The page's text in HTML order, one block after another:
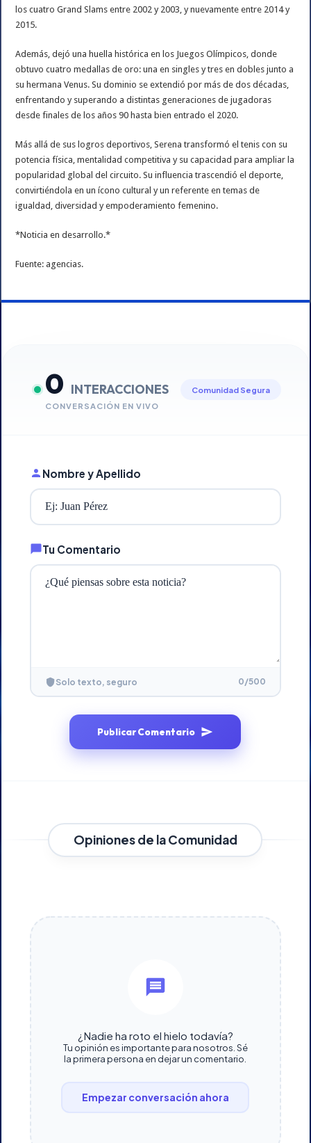
los cuatro Grand Slams entre 2002 y 2003, y nuevamente entre 2014 y
2015.
Además, dejó una huella histórica en los Juegos Olímpicos, donde
obtuvo cuatro medallas de oro: una en singles y tres en dobles junto a
su hermana Venus. Su dominio se extendió por más de dos décadas,
enfrentando y superando a distintas generaciones de jugadoras
desde finales de los años 90 hasta bien entrado el 2020.
Más allá de sus logros deportivos, Serena transformó el tenis con su
potencia física, mentalidad competitiva y su capacidad para ampliar la
popularidad global del circuito. Su influencia trascendió el deporte,
convirtiéndola en un ícono cultural y un referente en temas de
igualdad, diversidad y empoderamiento femenino.
*Noticia en desarrollo.*
Fuente: agencias.
0 INTERACCIONES
CONVERSACIÓN EN VIVO
Comunidad Segura
Nombre y Apellido
Tu Comentario
Solo texto, seguro 0/500
Publicar Comentario
Opiniones de la Comunidad
¿Nadie ha roto el hielo todavía?
Tu opinión es importante para nosotros. Sé
la primera persona en dejar un comentario.
Empezar conversación ahora